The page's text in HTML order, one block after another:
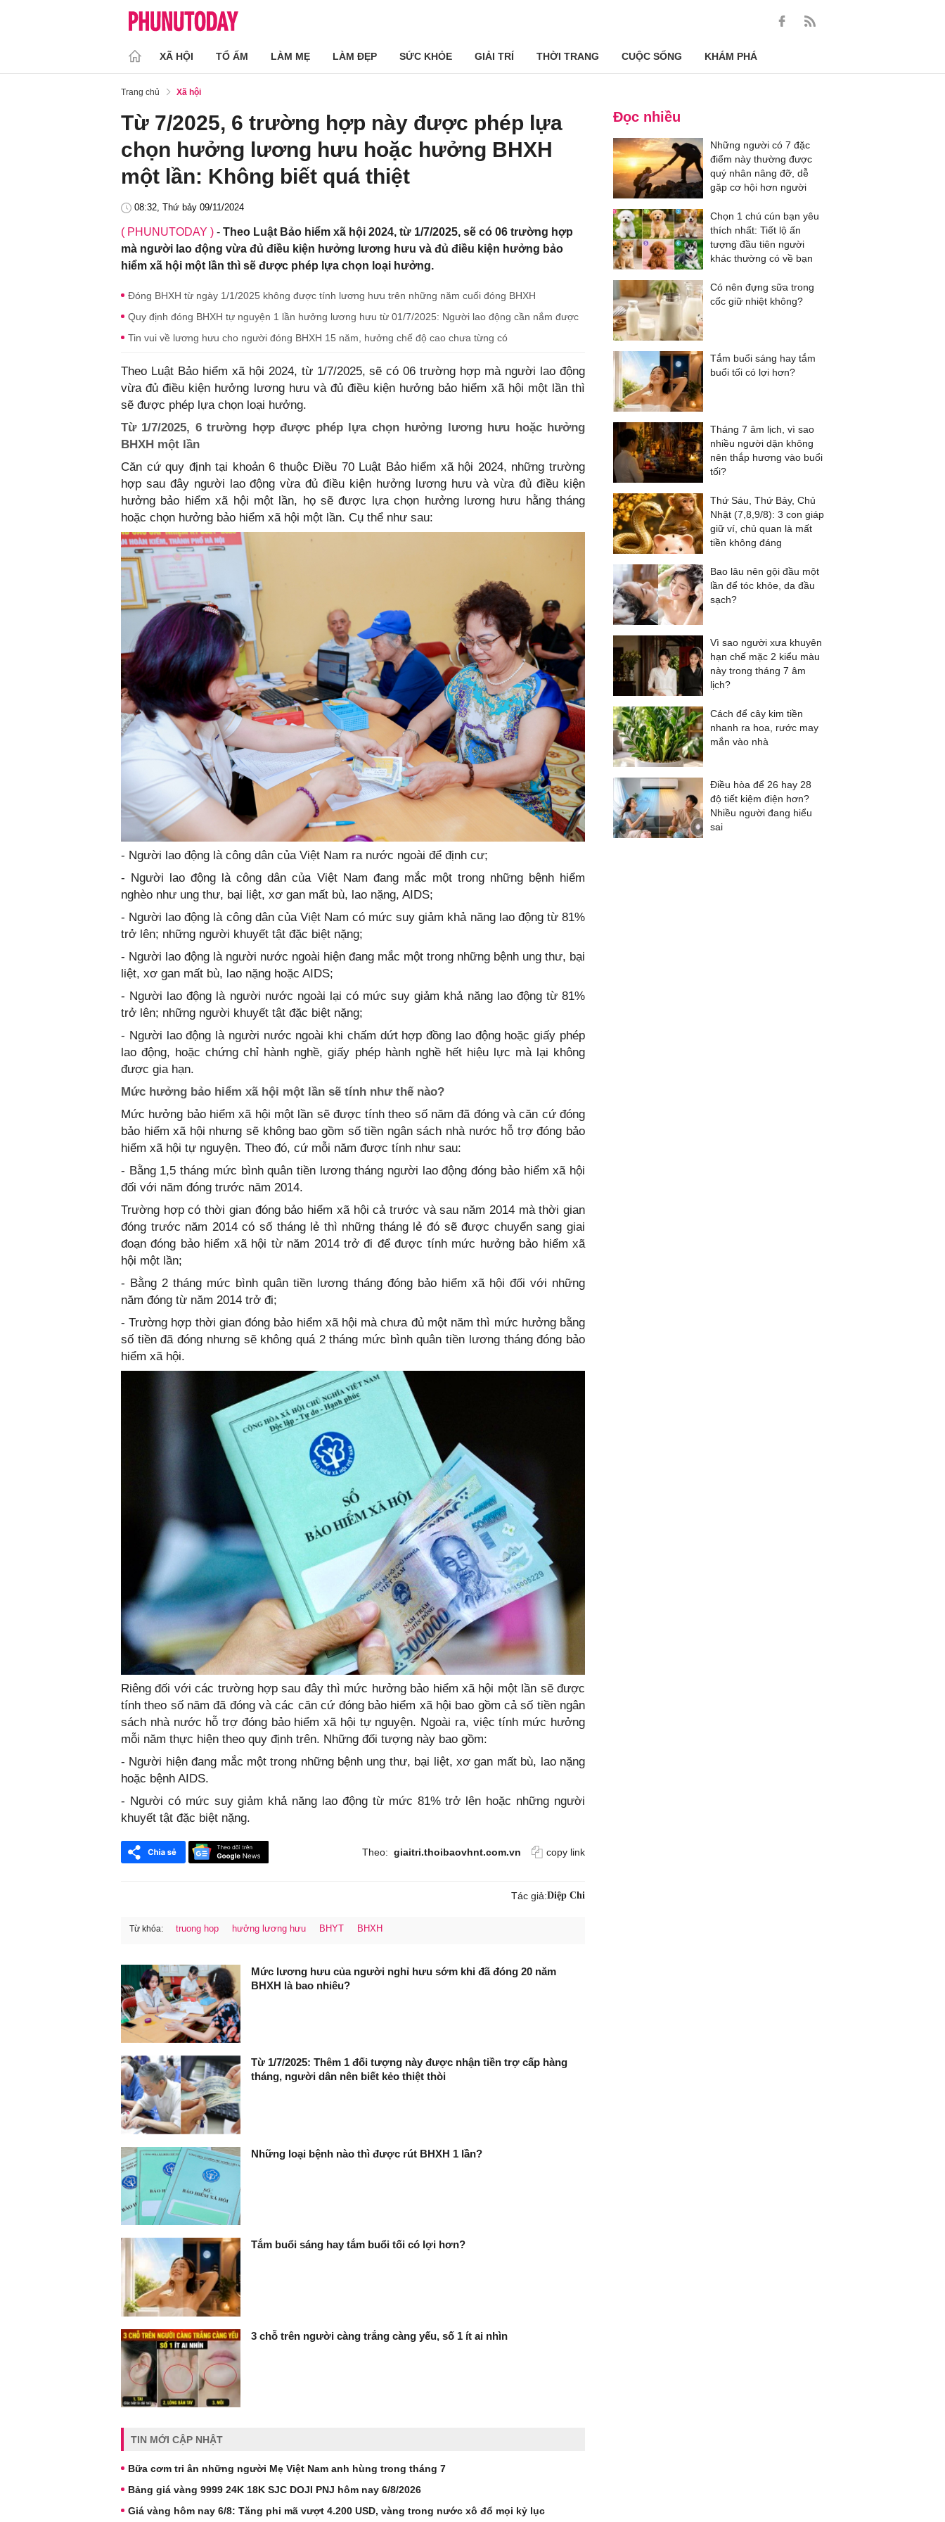
XÃ HỘI TỔ ẤM LÀM MẸ LÀM ĐẸP SỨC KHỎE GIẢI TRÍ THỜI TRANG CUỘC SỐNG KHÁM PHÁ
Trang chủ Xã hội
Từ 7/2025, 6 trường hợp này được phép lựa
chọn hưởng lương hưu hoặc hưởng BHXH
một lần: Không biết quá thiệt
08:32, Thứ bảy 09/11/2024
( PHUNUTODAY ) - Theo Luật Bảo hiểm xã hội 2024, từ 1/7/2025, sẽ có 06 trường hợp
mà người lao động vừa đủ điều kiện hưởng lương hưu và đủ điều kiện hưởng bảo
hiểm xã hội một lần thì sẽ được phép lựa chọn loại hưởng.
Đóng BHXH từ ngày 1/1/2025 không được tính lương hưu trên những năm cuối đóng BHXH
Quy định đóng BHXH tự nguyện 1 lần hưởng lương hưu từ 01/7/2025: Người lao động cần nắm được
Tin vui về lương hưu cho người đóng BHXH 15 năm, hưởng chế độ cao chưa từng có
Theo Luật Bảo hiểm xã hội 2024, từ 1/7/2025, sẽ có 06 trường hợp mà người lao động
vừa đủ điều kiện hưởng lương hưu và đủ điều kiện hưởng bảo hiểm xã hội một lần thì
sẽ được phép lựa chọn loại hưởng.
Từ 1/7/2025, 6 trường hợp được phép lựa chọn hưởng lương hưu hoặc hưởng
BHXH một lần
Căn cứ quy định tại khoản 6 thuộc Điều 70 Luật Bảo hiểm xã hội 2024, những trường
hợp sau đây người lao động vừa đủ điều kiện hưởng lương hưu và vừa đủ điều kiện
hưởng bảo hiểm xã hội một lần, họ sẽ được lựa chọn hưởng lương hưu hằng tháng
hoặc chọn hưởng bảo hiểm xã hội một lần. Cụ thể như sau:
- Người lao động là công dân của Việt Nam ra nước ngoài để định cư;
- Người lao động là công dân của Việt Nam đang mắc một trong những bệnh hiểm
nghèo như ung thư, bại liệt, xơ gan mất bù, lao nặng, AIDS;
- Người lao động là công dân của Việt Nam có mức suy giảm khả năng lao động từ 81%
trở lên; những người khuyết tật đặc biệt nặng;
- Người lao động là người nước ngoài hiện đang mắc một trong những bệnh ung thư, bại
liệt, xơ gan mất bù, lao nặng hoặc AIDS;
- Người lao động là người nước ngoài lại có mức suy giảm khả năng lao động từ 81%
trở lên; những người khuyết tật đặc biệt nặng;
- Người lao động là người nước ngoài khi chấm dứt hợp đồng lao động hoặc giấy phép
lao động, hoặc chứng chỉ hành nghề, giấy phép hành nghề hết hiệu lực mà lại không
được gia hạn.
Mức hưởng bảo hiểm xã hội một lần sẽ tính như thế nào?
Mức hưởng bảo hiểm xã hội một lần sẽ được tính theo số năm đã đóng và căn cứ đóng
bảo hiểm xã hội nhưng sẽ không bao gồm số tiền ngân sách nhà nước hỗ trợ đóng bảo
hiểm xã hội tự nguyện. Theo đó, cứ mỗi năm được tính như sau:
- Bằng 1,5 tháng mức bình quân tiền lương tháng người lao động đóng bảo hiểm xã hội
đối với năm đóng trước năm 2014.
Trường hợp có thời gian đóng bảo hiểm xã hội cả trước và sau năm 2014 mà thời gian
đóng trước năm 2014 có số tháng lẻ thì những tháng lẻ đó sẽ được chuyển sang giai
đoạn đóng bảo hiểm xã hội từ năm 2014 trở đi để được tính mức hưởng bảo hiểm xã
hội một lần;
- Bằng 2 tháng mức bình quân tiền lương tháng đóng bảo hiểm xã hội đối với những
năm đóng từ năm 2014 trở đi;
- Trường hợp thời gian đóng bảo hiểm xã hội mà chưa đủ một năm thì mức hưởng bằng
số tiền đã đóng nhưng sẽ không quá 2 tháng mức bình quân tiền lương tháng đóng bảo
hiểm xã hội.
Riêng đối với các trường hợp sau đây thì mức hưởng bảo hiểm xã hội một lần sẽ được
tính theo số năm đã đóng và các căn cứ đóng bảo hiểm xã hội bao gồm cả số tiền ngân
sách nhà nước hỗ trợ đóng bảo hiểm xã hội tự nguyện. Ngoài ra, việc tính mức hưởng
mỗi năm thực hiện theo quy định trên. Những đối tượng này bao gồm:
- Người hiện đang mắc một trong những bệnh ung thư, bại liệt, xơ gan mất bù, lao nặng
hoặc bệnh AIDS.
- Người có mức suy giảm khả năng lao động từ mức 81% trở lên hoặc những người
khuyết tật đặc biệt nặng.
Theo: giaitri.thoibaovhnt.com.vn copy link
Tác giả:Diệp Chi
Từ khóa: truong hop hưởng lương hưu BHYT BHXH
Mức lương hưu của người nghỉ hưu sớm khi đã đóng 20 năm
BHXH là bao nhiêu?
Từ 1/7/2025: Thêm 1 đối tượng này được nhận tiền trợ cấp hàng
tháng, người dân nên biết kẻo thiệt thòi
Những loại bệnh nào thì được rút BHXH 1 lần?
Tắm buổi sáng hay tắm buổi tối có lợi hơn?
3 chỗ trên người càng trắng càng yếu, số 1 ít ai nhìn
TIN MỚI CẬP NHẬT
Bữa cơm tri ân những người Mẹ Việt Nam anh hùng trong tháng 7
Bảng giá vàng 9999 24K 18K SJC DOJI PNJ hôm nay 6/8/2026
Giá vàng hôm nay 6/8: Tăng phi mã vượt 4.200 USD, vàng trong nước xô đổ mọi kỷ lục
Đọc nhiều
Những người có 7 đặc
điểm này thường được
quý nhân nâng đỡ, dễ
gặp cơ hội hơn người
Chọn 1 chú cún bạn yêu
thích nhất: Tiết lộ ấn
tượng đầu tiên người
khác thường có về bạn
Có nên đựng sữa trong
cốc giữ nhiệt không?
Tắm buổi sáng hay tắm
buổi tối có lợi hơn?
Tháng 7 âm lịch, vì sao
nhiều người dặn không
nên thắp hương vào buổi
tối?
Thứ Sáu, Thứ Bảy, Chủ
Nhật (7,8,9/8): 3 con giáp
giữ ví, chủ quan là mất
tiền không đáng
Bao lâu nên gội đầu một
lần để tóc khỏe, da đầu
sạch?
Vì sao người xưa khuyên
hạn chế mặc 2 kiểu màu
này trong tháng 7 âm
lịch?
Cách để cây kim tiền
nhanh ra hoa, rước may
mắn vào nhà
Điều hòa để 26 hay 28
độ tiết kiệm điện hơn?
Nhiều người đang hiểu
sai